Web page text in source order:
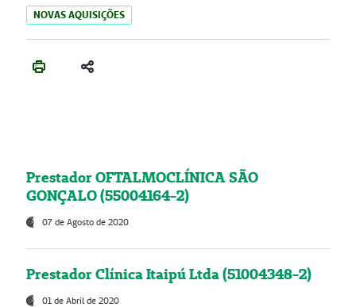
NOVAS AQUISIÇÕES
Prestador OFTALMOCLÍNICA SÃO
GONÇALO (55004164-2)
07 de Agosto de 2020
Prestador Clínica Itaipú Ltda (51004348-2)
01 de Abril de 2020